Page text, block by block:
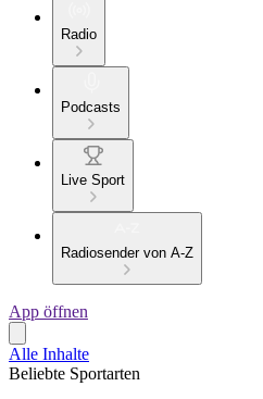
Radio
Podcasts
Live Sport
Radiosender von A-Z
App öffnen
Alle Inhalte
Beliebte Sportarten